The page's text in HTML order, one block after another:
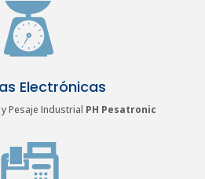
Electrónicas
Pesaje Industrial PH Pesatronic